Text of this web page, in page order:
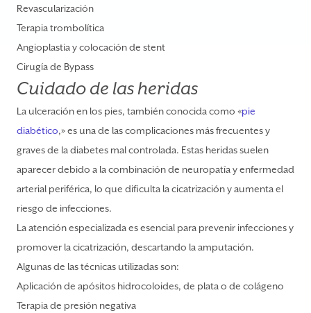
Revascularización
Terapia trombolítica
Angioplastia y colocación de stent
Cirugía de Bypass
Cuidado de las heridas
La ulceración en los pies, también conocida como «pie
diabético,» es una de las complicaciones más frecuentes y
graves de la diabetes mal controlada. Estas heridas suelen
aparecer debido a la combinación de neuropatía y enfermedad
arterial periférica, lo que dificulta la cicatrización y aumenta el
riesgo de infecciones.
La atención especializada es esencial para prevenir infecciones y
promover la cicatrización, descartando la amputación.
Algunas de las técnicas utilizadas son:
Aplicación de apósitos hidrocoloides, de plata o de colágeno
Terapia de presión negativa